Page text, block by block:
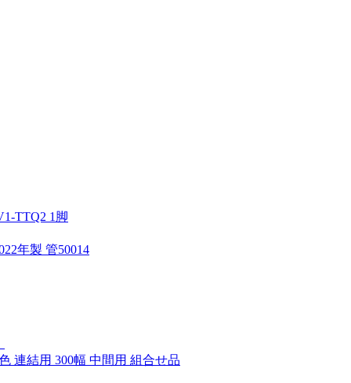
TTQ2 1脚
年製 管50014
連結用 300幅 中間用 組合せ品